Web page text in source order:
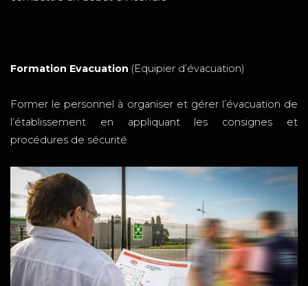
Formation Evacuation (Equipier d’évacuation)
Former le personnel à organiser et gérer l’évacuation de
l’établissement en appliquant les consignes et
procédures de sécurité